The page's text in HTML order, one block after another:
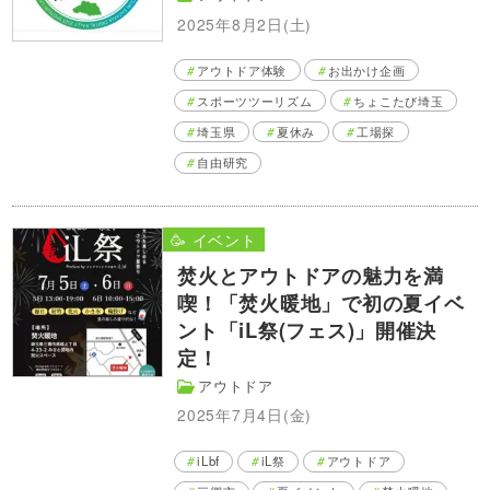
2025年8月2日(土)
アウトドア体験
お出かけ企画
スポーツツーリズム
ちょこたび埼玉
埼玉県
夏休み
工場探
自由研究
焚火とアウトドアの魅力を満
喫！「焚火暖地」で初の夏イベ
ント「iL祭(フェス)」開催決
定！
アウトドア
2025年7月4日(金)
🥳 イベント
iLbf iL祭
アウトドア